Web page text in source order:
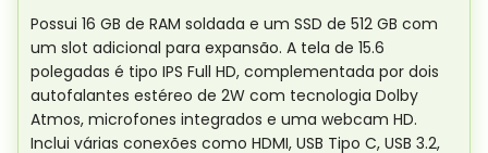
Possui 16 GB de RAM soldada e um SSD de 512 GB com
um slot adicional para expansão. A tela de 15.6
polegadas é tipo IPS Full HD, complementada por dois
autofalantes estéreo de 2W com tecnologia Dolby
Atmos, microfones integrados e uma webcam HD.
Inclui várias conexões como HDMI, USB Tipo C, USB 3.2,